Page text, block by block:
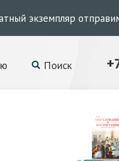
экземпляр
Поиск